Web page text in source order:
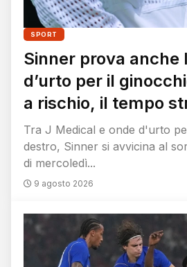
SPORT
Sinner prova anche
d’urto per il
a rischio, il tempo
Tra J Medical e onde d'urto
destro, Sinner si avvicina al
di mercoledì...
9 agosto 2026